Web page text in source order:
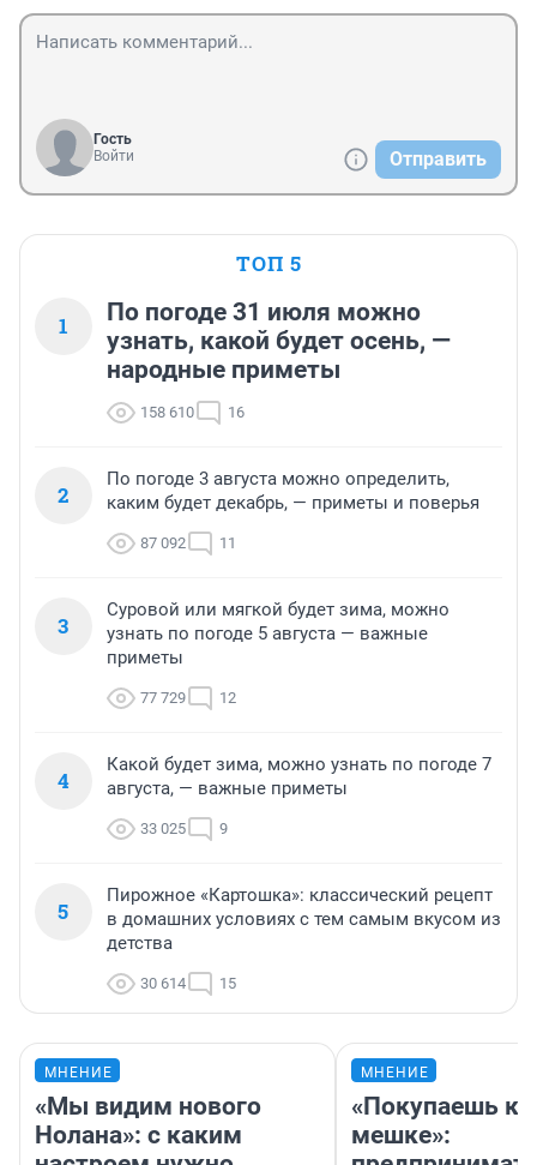
Гость
Войти
Отправить
ТОП 5
1
По погоде 31 июля можно
узнать, какой будет осень, —
народные приметы
158 610 16
2
По погоде 3 августа можно определить,
каким будет декабрь, — приметы и поверья
87 092 11
3
Суровой или мягкой будет зима, можно
узнать по погоде 5 августа — важные
приметы
77 729 12
4
Какой будет зима, можно узнать по погоде 7
августа, — важные приметы
33 025 9
5
Пирожное «Картошка»: классический рецепт
в домашних условиях с тем самым вкусом из
детства
30 614 15
МНЕНИЕ
«Мы видим нового
Нолана»: с каким
МНЕНИЕ
«Покупаешь
мешке»: